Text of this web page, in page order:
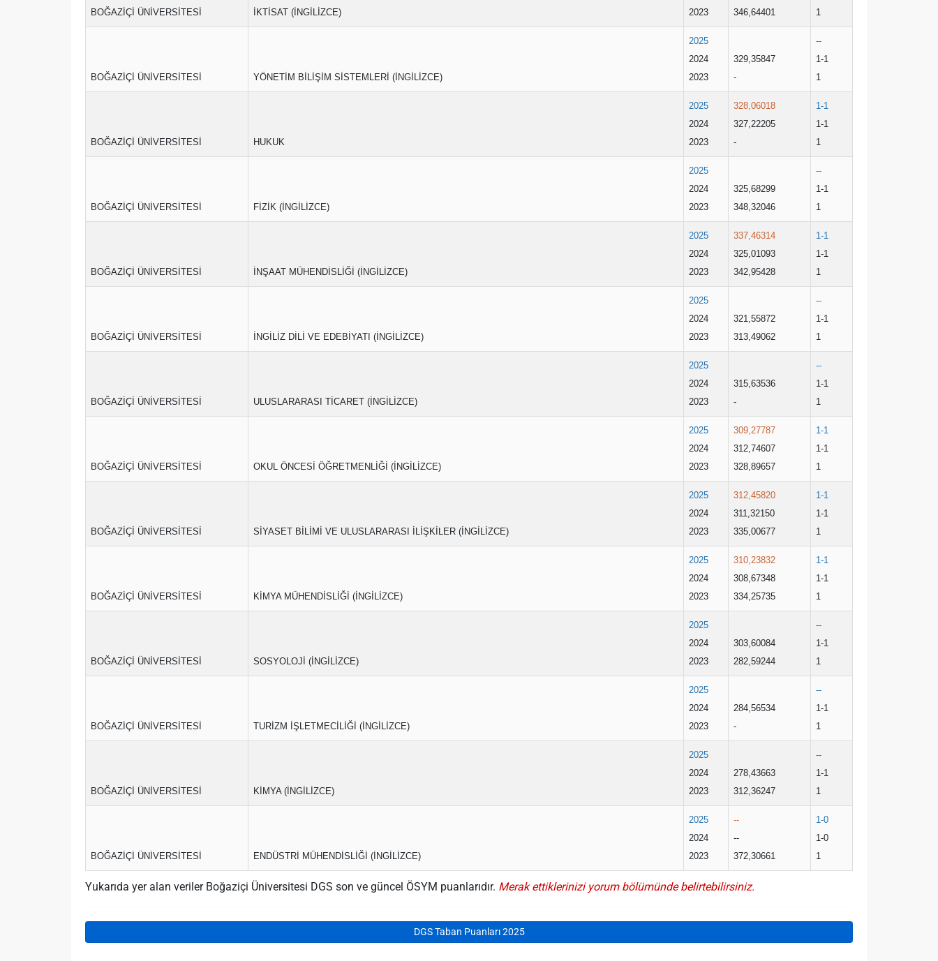
BOĞAZİÇİ ÜNİVERSİTESİ İKTİSAT (İNGİLİZCE)
2023
346,64401
1
BOĞAZİÇİ ÜNİVERSİTESİ YÖNETİM BİLİŞİM SİSTEMLERİ (İNGİLİZCE)
2025
2024
2023
329,35847
-
--
1-1
1
BOĞAZİÇİ ÜNİVERSİTESİ HUKUK
2025
2024
2023
328,06018
327,22205
-
1-1
1-1
1
BOĞAZİÇİ ÜNİVERSİTESİ FİZİK (İNGİLİZCE)
2025
2024
2023
325,68299
348,32046
--
1-1
1
BOĞAZİÇİ ÜNİVERSİTESİ İNŞAAT MÜHENDİSLİĞİ (İNGİLİZCE)
2025
2024
2023
337,46314
325,01093
342,95428
1-1
1-1
1
BOĞAZİÇİ ÜNİVERSİTESİ İNGİLİZ DİLİ VE EDEBİYATI (İNGİLİZCE)
2025
2024
2023
321,55872
313,49062
--
1-1
1
BOĞAZİÇİ ÜNİVERSİTESİ ULUSLARARASI TİCARET (İNGİLİZCE)
2025
2024
2023
315,63536
-
--
1-1
1
BOĞAZİÇİ ÜNİVERSİTESİ OKUL ÖNCESİ ÖĞRETMENLİĞİ (İNGİLİZCE)
2025
2024
2023
309,27787
312,74607
328,89657
1-1
1-1
1
BOĞAZİÇİ ÜNİVERSİTESİ SİYASET BİLİMİ VE ULUSLARARASI İLİŞKİLER (İNGİLİZCE)
2025
2024
2023
312,45820
311,32150
335,00677
1-1
1-1
1
BOĞAZİÇİ ÜNİVERSİTESİ KİMYA MÜHENDİSLİĞİ (İNGİLİZCE)
2025
2024
2023
310,23832
308,67348
334,25735
1-1
1-1
1
BOĞAZİÇİ ÜNİVERSİTESİ SOSYOLOJİ (İNGİLİZCE)
2025
2024
2023
303,60084
282,59244
--
1-1
1
BOĞAZİÇİ ÜNİVERSİTESİ TURİZM İŞLETMECİLİĞİ (İNGİLİZCE)
2025
2024
2023
284,56534
-
--
1-1
1
BOĞAZİÇİ ÜNİVERSİTESİ KİMYA (İNGİLİZCE)
2025
2024
2023
278,43663
312,36247
--
1-1
1
BOĞAZİÇİ ÜNİVERSİTESİ ENDÜSTRİ MÜHENDİSLİĞİ (İNGİLİZCE)
2025
2024
2023
--
--
372,30661
1-0
1-0
1
Yukarıda yer alan veriler Boğaziçi Üniversitesi DGS son ve güncel ÖSYM puanlarıdır. Merak ettiklerinizi yorum bölümünde belirtebilirsiniz.
DGS Taban Puanları 2025